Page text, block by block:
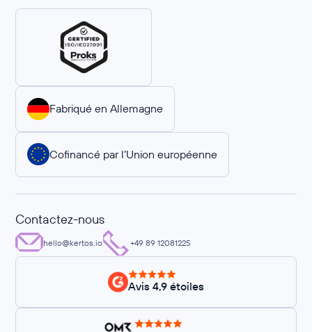
Fabriqué en Allemagne
Cofinancé par l’Union européenne
Contactez-nous
hello@kertos.io +49 89 12081225
Avis 4,9 étoiles